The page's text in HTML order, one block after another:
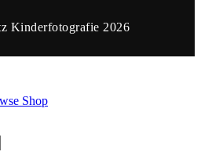
Kinderfotografie 2026
Shop